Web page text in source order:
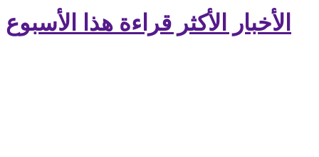
الأخبار الأكثر قراءة هذا الأسبوع